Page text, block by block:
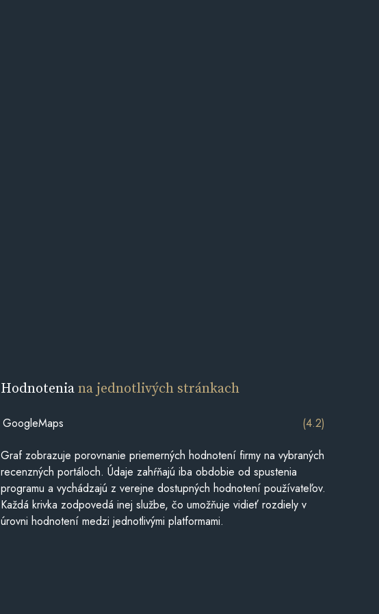
Hodnoteniana jednotlivých stránkach
GoogleMaps (4.2)
Graf zobrazuje porovnanie priemerných hodnotení firmy na vybraných
recenzných portáloch. Údaje zahŕňajú iba obdobie od spustenia
programu a vychádzajú z verejne dostupných hodnotení používateľov.
Každá krivka zodpovedá inej službe, čo umožňuje vidieť rozdiely v
úrovni hodnotení medzi jednotlivými platformami.